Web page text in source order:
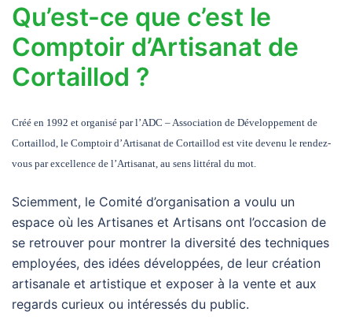
Qu’est-ce que c’est le
Comptoir d’Artisanat de
Cortaillod ?
Créé en 1992 et organisé par l’ADC – Association de Développement de
Cortaillod, le Comptoir d’Artisanat de Cortaillod est vite devenu le rendez-
vous par excellence de l’Artisanat, au sens littéral du mot.
Sciemment, le Comité d’organisation a voulu un
espace où les Artisanes et Artisans ont l’occasion de
se retrouver pour montrer la diversité des techniques
employées, des idées développées, de leur création
artisanale et artistique et exposer à la vente et aux
regards curieux ou intéressés du public.